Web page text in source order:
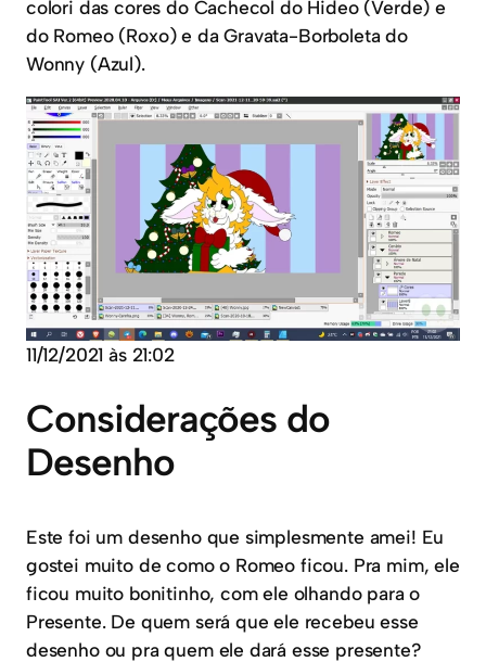
colori das cores do Cachecol do Hideo (Verde) e
do Romeo (Roxo) e da Gravata-Borboleta do
Wonny (Azul).
11/12/2021 às 21:02
Considerações do
Desenho
Este foi um desenho que simplesmente amei! Eu
gostei muito de como o Romeo ficou. Pra mim, ele
ficou muito bonitinho, com ele olhando para o
Presente. De quem será que ele recebeu esse
desenho ou pra quem ele dará esse presente?